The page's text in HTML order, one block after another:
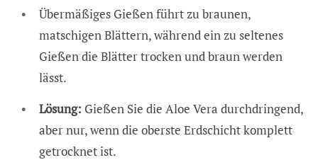
Übermäßiges Gießen führt zu braunen,
matschigen Blättern, während ein zu seltenes
Gießen die Blätter trocken und braun werden
lässt.
Lösung: Gießen Sie die Aloe Vera durchdringend,
aber nur, wenn die oberste Erdschicht komplett
getrocknet ist.